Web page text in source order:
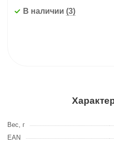
В наличии (3)
Вес, г
EAN